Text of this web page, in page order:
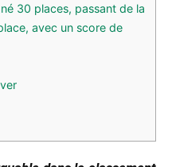
30 places, passant de la
avec un score de